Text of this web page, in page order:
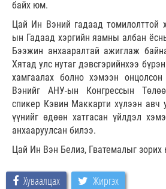
байх юм.
Цай Ин Вэний гадаад томилолттой
ын Гадаад хэргийн яамны албан
Бээжин анхааралтай ажиглаж
Хятад улс нутаг дэвсгэрийнхээ
хамгаалах болно хэмээн
Вэнийг АНУ-ын Конгрессын
спикер Кэвин Маккарти хүлээн авч
үүнийг өдөөн хатгасан үйлдэл
анхааруулсан билээ.
Цай Ин Вэн Белиз, Гватемалыг
Хуваалцах Жиргэх